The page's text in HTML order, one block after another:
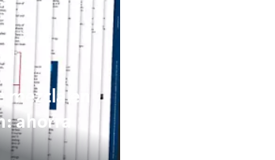
en
ahorra